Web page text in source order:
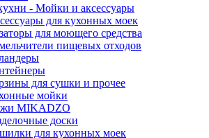
- Мойки и аксессуары
для кухонных моек
для моющего средства
пищевых отходов
для сушки и прочее
мойки
MIKADZO
доски
для кухонных моек